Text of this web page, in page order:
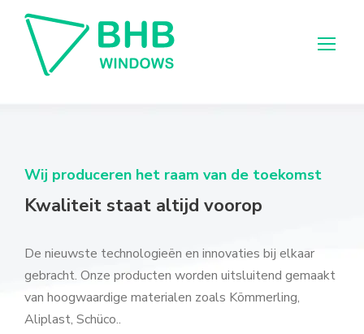
Wij produceren het raam van de toekomst
Kwaliteit staat altijd voorop
De nieuwste technologieën en innovaties bij elkaar
gebracht. Onze producten worden uitsluitend gemaakt
van hoogwaardige materialen zoals Kömmerling,
Aliplast, Schüco..